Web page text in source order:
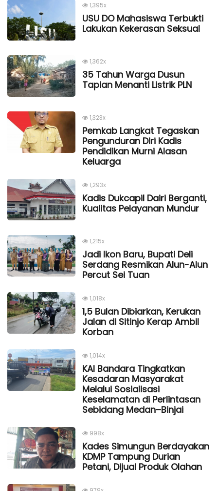
1,395x
USU DO Mahasiswa Terbukti
Lakukan Kekerasan Seksual
1,362x
35 Tahun Warga Dusun
Tapian Menanti Listrik PLN
1,323x
Pemkab Langkat Tegaskan
Pengunduran Diri Kadis
Pendidikan Murni Alasan
Keluarga
1,293x
Kadis Dukcapil Dairi Berganti,
Kualitas Pelayanan Mundur
1,215x
Jadi Ikon Baru, Bupati Deli
Serdang Resmikan Alun-Alun
Percut Sei Tuan
1,018x
1,5 Bulan Dibiarkan, Kerukan
Jalan di Sitinjo Kerap Ambil
Korban
1,014x
KAI Bandara Tingkatkan
Kesadaran Masyarakat
Melalui Sosialisasi
Keselamatan di Perlintasan
Sebidang Medan–Binjai
998x
Kades Simungun Berdayakan
KDMP Tampung Durian
Petani, Dijual Produk Olahan